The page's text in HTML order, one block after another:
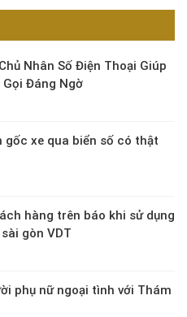
Nhân Số Điện Thoại Giúp
Gọi Đáng Ngờ
gốc xe qua biển số có thật
hàng trên báo khi sử dụng
gòn VDT
phụ nữ ngoại tình với Thám